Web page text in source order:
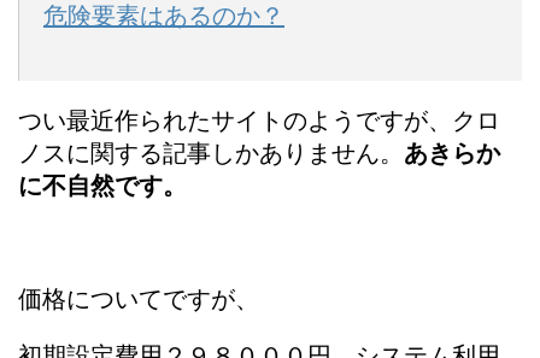
危険要素はあるのか？
つい最近作られたサイトのようですが、クロ
ノスに関する記事しかありません。 あきらか
に不自然です。
価格についてですが、